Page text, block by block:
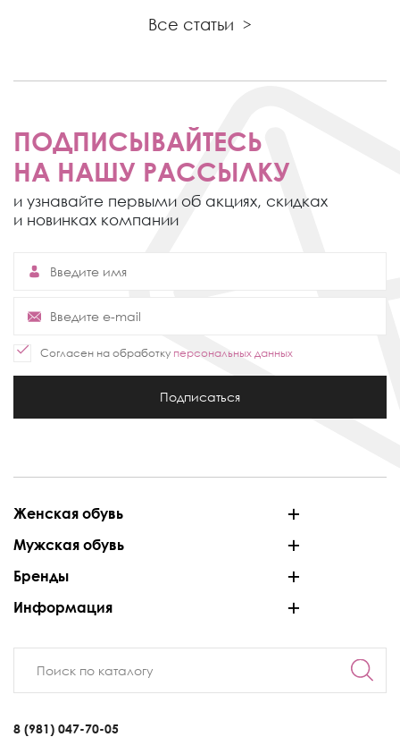
Все статьи >
ПОДПИСЫВАЙТЕСЬ
НА НАШУ РАССЫЛКУ
и узнавайте первыми об акциях, скидках
и новинках компании
Согласен на обработку персональных данных
Подписаться
Женская обувь
Мужская обувь
Бренды
Информация
8 (981) 047-70-05